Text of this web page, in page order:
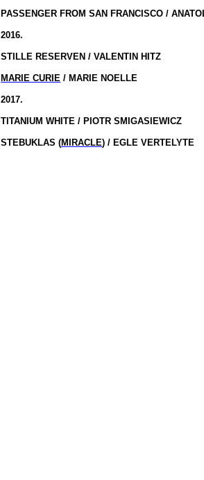
PASSENGER FROM SAN FRANCISCO /
2016.
STILLE RESERVEN / VALENTIN HITZ
MARIE CURIE / MARIE NOELLE
2017.
TITANIUM WHITE / PIOTR SMIGASIEWICZ
STEBUKLAS (MIRACLE) / EGLE VERTELYTE